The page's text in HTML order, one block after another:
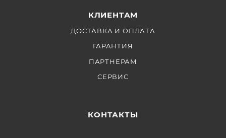
КЛИЕНТАМ
ДОСТАВКА И ОПЛАТА
ГАРАНТИЯ
ПАРТНЕРАМ
СЕРВИС
КОНТАКТЫ